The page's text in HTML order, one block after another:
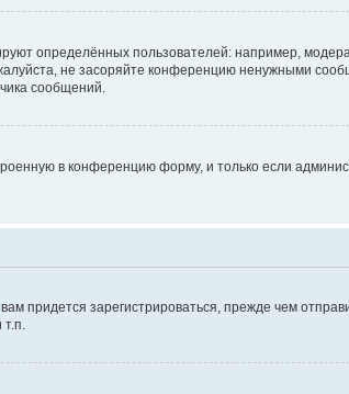
определённых пользователей: например,
не засоряйте конференцию ненужными
сообщений.
в конференцию форму, и только если
зарегистрироваться, прежде чем